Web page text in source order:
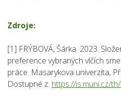
Zdroje:
[1] FRÝBOVÁ, Šárka. 2023.
preference vybraných vlčích
práce. Masarykova univerzita,
Dostupné z: https://is.muni.cz/